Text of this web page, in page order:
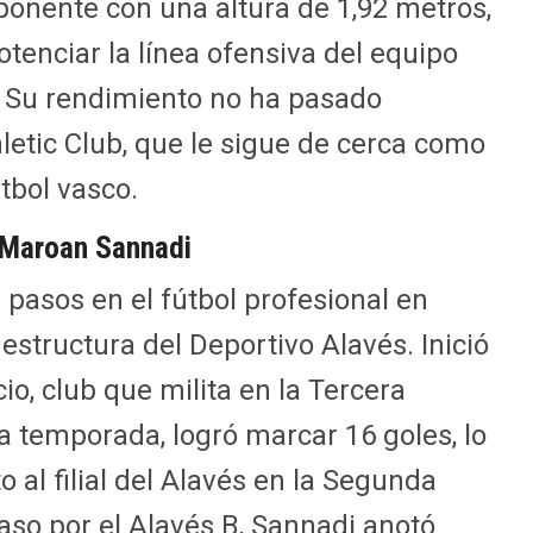
con una altura de 1,92 metros,
la línea ofensiva del equipo
rendimiento no ha pasado
Club, que le sigue de cerca como
vasco.
Sannadi
en el fútbol profesional en
del Deportivo Alavés. Inició
club que milita en la Tercera
temporada, logró marcar 16 goles, lo
al filial del Alavés en la Segunda
por el Alavés B, Sannadi anotó